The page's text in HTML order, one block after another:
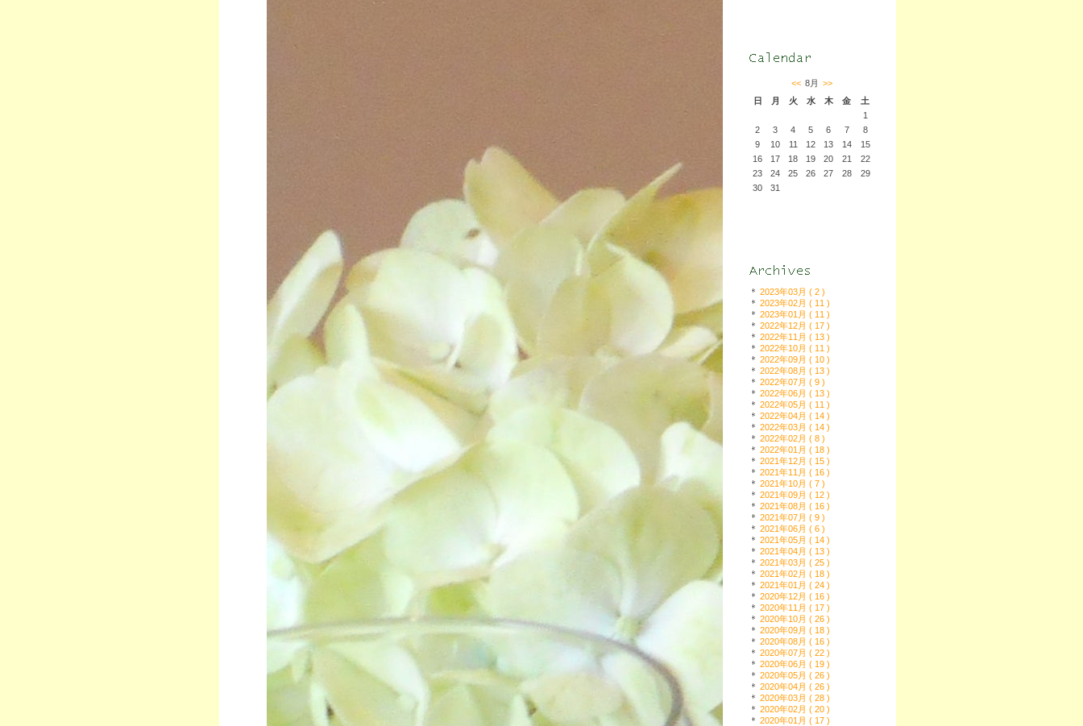
<< 8月 >>
日
月 火 水 木 金
土
1
2
3 4 5 6 7
8
9
10 11 12 13 14
15
16
17 18 19 20 21
22
23
24 25 26 27 28
29
30
31
2023年03月 ( 2 )
2023年02月 ( 11 )
2023年01月 ( 11 )
2022年12月 ( 17 )
2022年11月 ( 13 )
2022年10月 ( 11 )
2022年09月 ( 10 )
2022年08月 ( 13 )
2022年07月 ( 9 )
2022年06月 ( 13 )
2022年05月 ( 11 )
2022年04月 ( 14 )
2022年03月 ( 14 )
2022年02月 ( 8 )
2022年01月 ( 18 )
2021年12月 ( 15 )
2021年11月 ( 16 )
2021年10月 ( 7 )
2021年09月 ( 12 )
2021年08月 ( 16 )
2021年07月 ( 9 )
2021年06月 ( 6 )
2021年05月 ( 14 )
2021年04月 ( 13 )
2021年03月 ( 25 )
2021年02月 ( 18 )
2021年01月 ( 24 )
2020年12月 ( 16 )
2020年11月 ( 17 )
2020年10月 ( 26 )
2020年09月 ( 18 )
2020年08月 ( 16 )
2020年07月 ( 22 )
2020年06月 ( 19 )
2020年05月 ( 26 )
2020年04月 ( 26 )
2020年03月 ( 28 )
2020年02月 ( 20 )
2020年01月 ( 17 )